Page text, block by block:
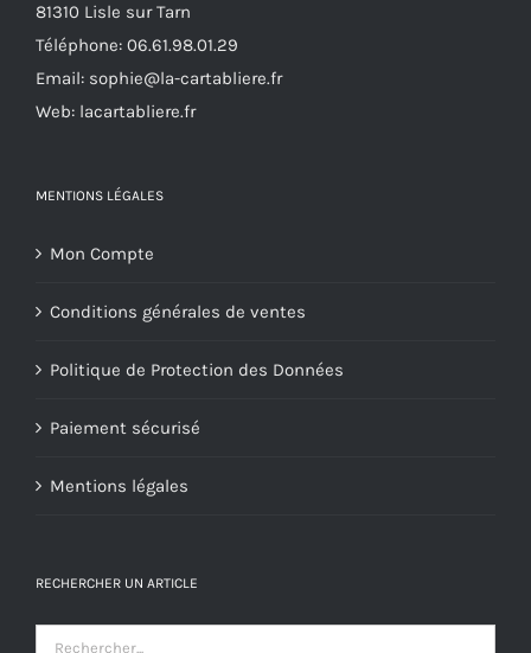
81310 Lisle sur Tarn
Téléphone: 06.61.98.01.29
Email: sophie@la-cartabliere.fr
Web: lacartabliere.fr
MENTIONS LÉGALES
Mon Compte
Conditions générales de ventes
Politique de Protection des Données
Paiement sécurisé
Mentions légales
RECHERCHER UN ARTICLE